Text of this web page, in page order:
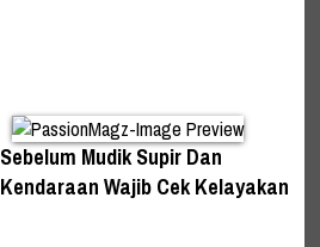
Sebelum Mudik Supir Dan
Kendaraan Wajib Cek Kelayakan